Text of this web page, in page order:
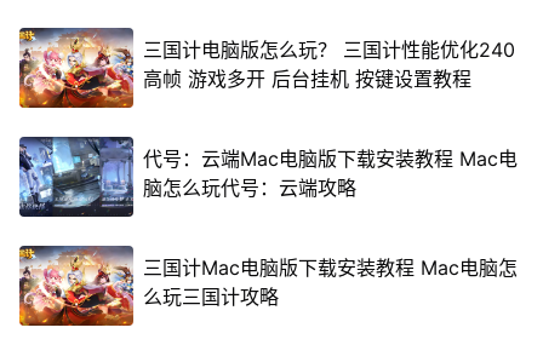
三国计电脑版怎么玩？ 三国计性能优化240
高帧 游戏多开 后台挂机 按键设置教程
代号：云端Mac电脑版下载安装教程 Mac电
脑怎么玩代号：云端攻略
三国计Mac电脑版下载安装教程 Mac电脑怎
么玩三国计攻略